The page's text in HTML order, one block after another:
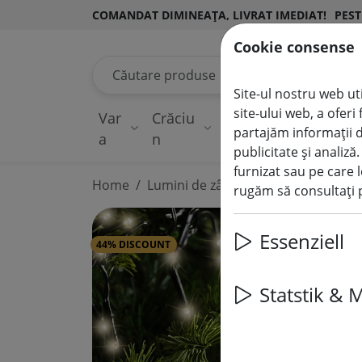
COMANDAT DIMINEAȚA, LIVRAT IMEDIAT!
Var
a
Crăciu
n
Lumini de
zână
Home Lumini de zână
44% DISCOUNT
Cookie consense
Site-ul nostru web
site-ului web, a oferi
partajăm informații
publicitate și
furnizat sau pe care
rugăm să
Essenziell
Statstik &